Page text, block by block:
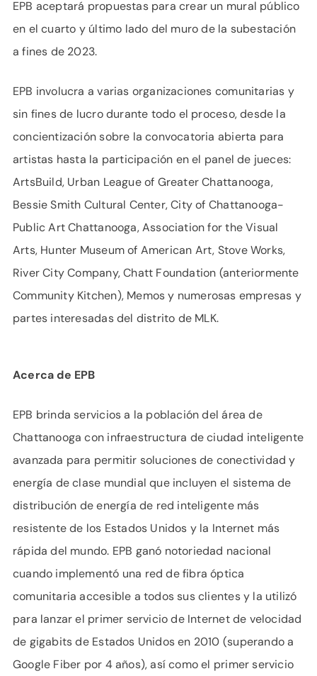
EPB aceptará propuestas para crear un mural público
en el cuarto y último lado del muro de la subestación
a fines de 2023.
EPB involucra a varias organizaciones comunitarias y
sin fines de lucro durante todo el proceso, desde la
concientización sobre la convocatoria abierta para
artistas hasta la participación en el panel de jueces:
ArtsBuild, Urban League of Greater Chattanooga,
Bessie Smith Cultural Center, City of Chattanooga-
Public Art Chattanooga, Association for the Visual
Arts, Hunter Museum of American Art, Stove Works,
River City Company, Chatt Foundation (anteriormente
Community Kitchen), Memos y numerosas empresas y
partes interesadas del distrito de MLK.
Acerca de EPB
EPB brinda servicios a la población del área de
Chattanooga con infraestructura de ciudad inteligente
avanzada para permitir soluciones de conectividad y
energía de clase mundial que incluyen el sistema de
distribución de energía de red inteligente más
resistente de los Estados Unidos y la Internet más
rápida del mundo. EPB ganó notoriedad nacional
cuando implementó una red de fibra óptica
comunitaria accesible a todos sus clientes y la utilizó
para lanzar el primer servicio de Internet de velocidad
de gigabits de Estados Unidos en 2010 (superando a
Google Fiber por 4 años), así como el primer servicio